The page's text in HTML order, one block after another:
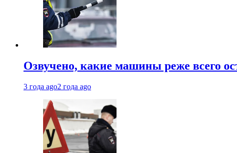
Озвучено, какие машины реже всего
3 года ago2 года ago